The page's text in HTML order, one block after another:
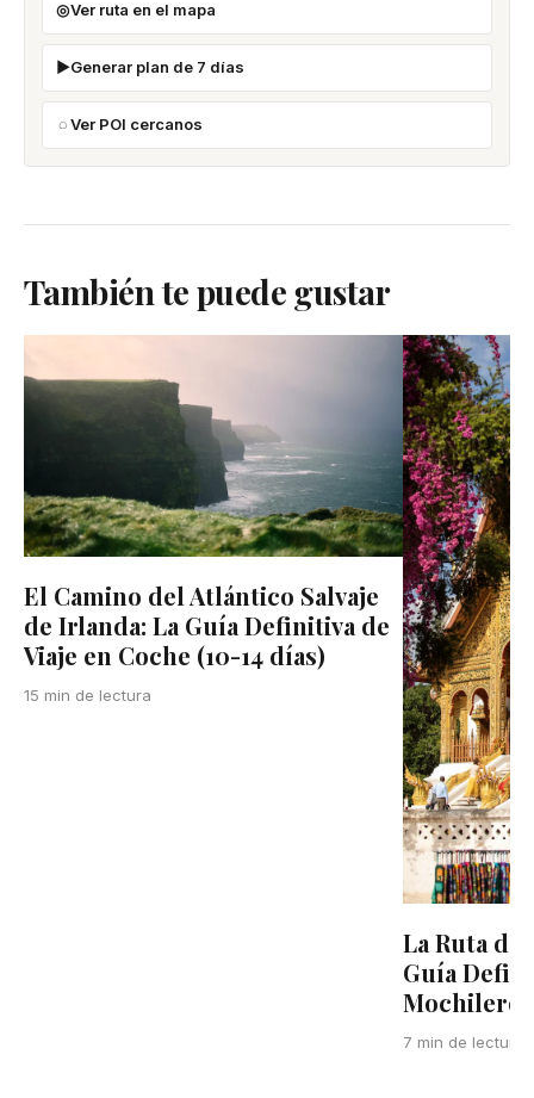
Ver ruta en el mapa
Generar plan de 7 días
Ver POI cercanos
También te puede gustar
El Camino del Atlántico Salvaje
de Irlanda: La Guía Definitiva de
Viaje en Coche (10-14 días)
15 min de lectura
La Ruta
Guía
Mochilero
7 min de lectura